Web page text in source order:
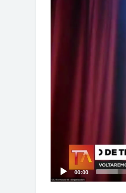
00:00